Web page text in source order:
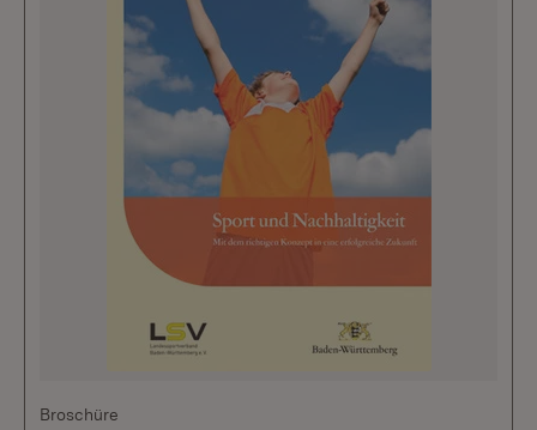
Broschüre